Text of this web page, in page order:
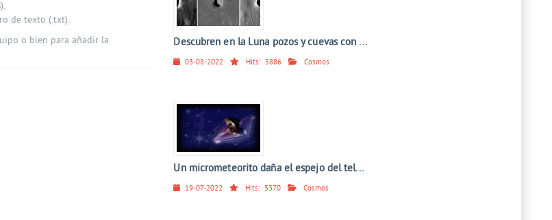
de texto (.txt).
o bien para añadir la
Descubren en la Luna pozos y cuevas con ...
03-08-2022 Hits: 5886 Cosmos
Un micrometeorito daña el espejo del tel...
19-07-2022 Hits: 5370 Cosmos